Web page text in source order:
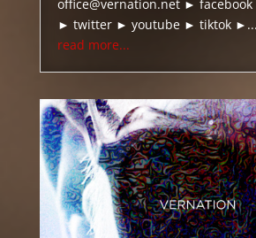
office@vernation.net ►
► twitter ► youtube ► tiktok ►...
read more...